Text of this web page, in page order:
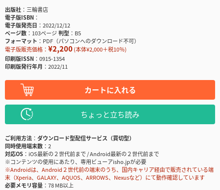
出版社
三輪書店
電子版ISBN
電子版発売日
2022/12/12
ページ数
103ページ判型
B5
フォーマット
PDF（パソコンへのダウンロード不可）
電子版販売価格： ¥2,200(本体¥2,000＋税10％)
印刷版ISSN
0915-1354
印刷版発行年月
2022/11
カートに入れる
ちょっと立ち読み
ご利用方法
ダウンロード型配信サービス（買切型）
同時使用端末数
2
対応OS
iOS最新の２世代前まで / Android最新の２世代前まで
※コンテンツの使用にあたり、専用ビューアisho.jpが必要
※Androidは、Android２世代前の端末のうち、国内キャリア経由で販売されている端
末（Xperia、GALAXY、AQUOS、ARROWS、Nexusなど）にて動作確認しています
必要メモリ容量
78 MB以上